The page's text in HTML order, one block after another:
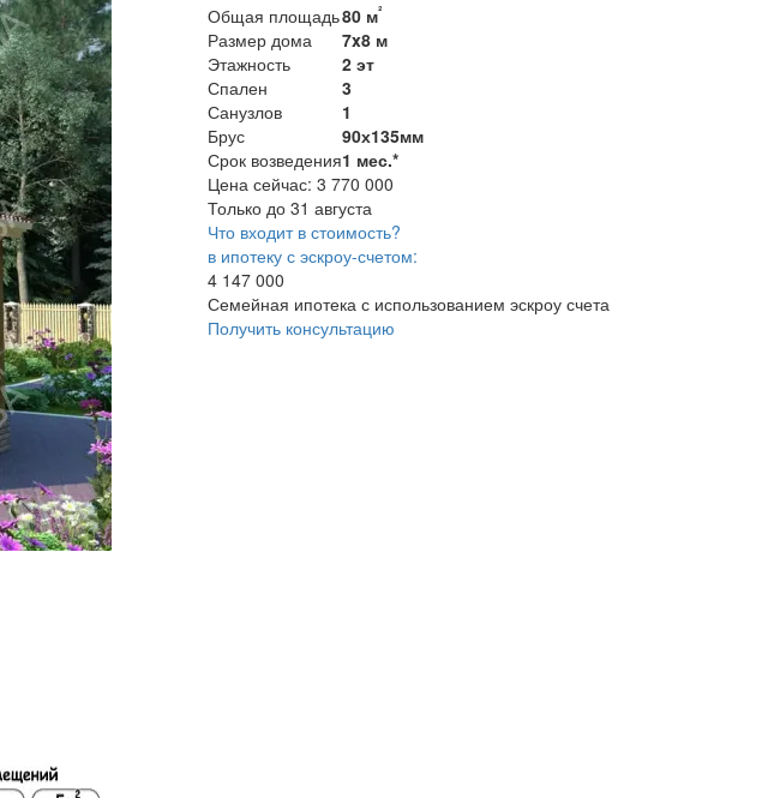
Общая площадь80 м²
Размер дома
7x8 м
Этажность
2 эт
Спален
3
Санузлов
1
Брус
90х135мм
Срок возведения1 мес.*
Цена сейчас: 3 770 000
Только до 31 августа
Что входит в стоимость?
в ипотеку с эскроу-счетом:
4 147 000
Семейная ипотека с использованием эскроу счета
Получить консультацию